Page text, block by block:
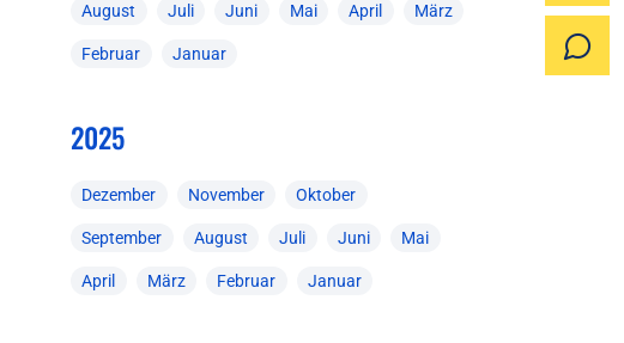
August Juli Juni Mai April März
Februar Januar
2025
Dezember November Oktober
September August Juli Juni Mai
April März Februar Januar